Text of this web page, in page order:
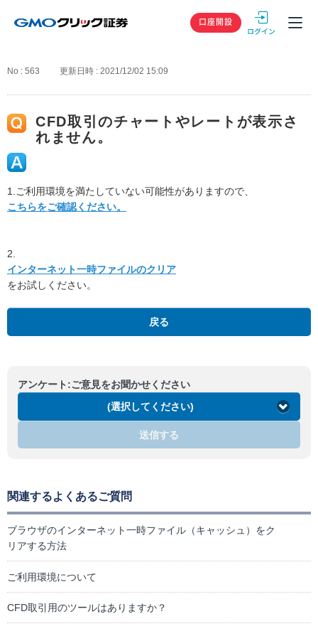
GMOクリック
口座開設
No : 563 更新日時 : 2021/12/02 15:09
CFD取引のチャートやレートが表示さ
れません。
1.ご利用環境を満たしていない可能性がありますので、
こちらをご確認ください。
2.
インターネット一時ファイルのクリア
をお試しください。
戻る
アンケート:ご意見をお聞かせください
(選択してください)
送信する
関連するよくあるご質問
ブラウザのインターネット一時ファイル（キャッシュ）をク
リアする方法
ご利用環境について
CFD取引用のツールはありますか？